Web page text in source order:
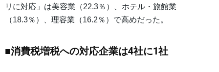
リに対応」は美容業（22.3％）、ホテル・旅館業
（18.3％）、理容業（16.2％）で高めだった。
■消費税増税への対応企業は4社に1社